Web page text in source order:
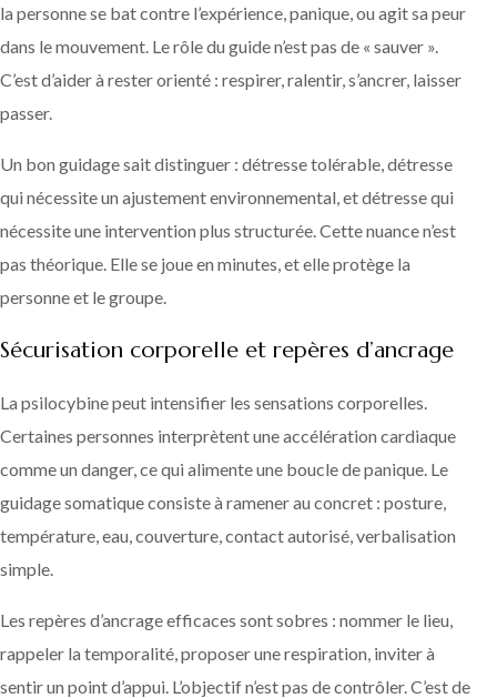
la personne se bat contre l’expérience, panique, ou agit sa peur
dans le mouvement. Le rôle du guide n’est pas de « sauver ».
C’est d’aider à rester orienté : respirer, ralentir, s’ancrer, laisser
passer.
Un bon guidage sait distinguer : détresse tolérable, détresse
qui nécessite un ajustement environnemental, et détresse qui
nécessite une intervention plus structurée. Cette nuance n’est
pas théorique. Elle se joue en minutes, et elle protège la
personne et le groupe.
Sécurisation corporelle et repères d’ancrage
La psilocybine peut intensifier les sensations corporelles.
Certaines personnes interprètent une accélération cardiaque
comme un danger, ce qui alimente une boucle de panique. Le
guidage somatique consiste à ramener au concret : posture,
température, eau, couverture, contact autorisé, verbalisation
simple.
Les repères d’ancrage efficaces sont sobres : nommer le lieu,
rappeler la temporalité, proposer une respiration, inviter à
sentir un point d’appui. L’objectif n’est pas de contrôler. C’est de